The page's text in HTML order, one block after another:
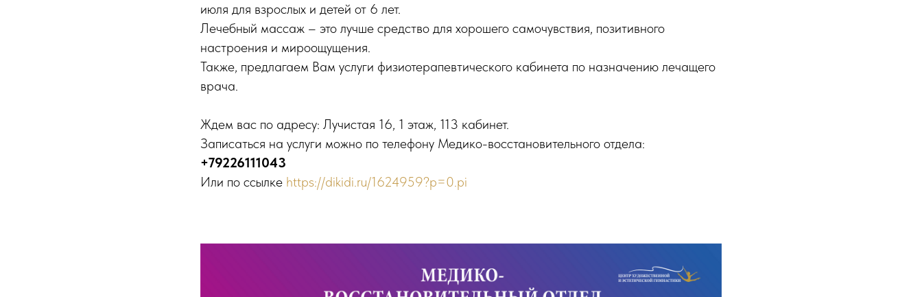
июля для взрослых и детей от 6 лет.
Лечебный массаж – это лучше средство для хорошего самочувствия, позитивного
настроения и мироощущения.
Также, предлагаем Вам услуги физиотерапевтического кабинета по назначению лечащего
врача.
Ждем вас по адресу: Лучистая 16, 1 этаж, 113 кабинет.
Записаться на услуги можно по телефону Медико-восстановительного отдела:
+79226111043
Или по ссылке https://dikidi.ru/1624959?p=0.pi